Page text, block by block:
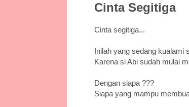
Cinta Segitiga
Cinta segitiga...
Inilah yang sedang kualami
Karena si Abi sudah mulai
Dengan siapa ???
Siapa yang mampu